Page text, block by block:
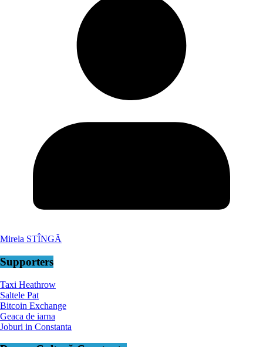
Mirela STÎNGĂ
Supporters
Taxi Heathrow
Saltele Pat
Bitcoin Exchange
Geaca de iarna
Joburi in Constanta